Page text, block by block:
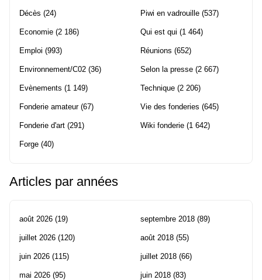
Décès (24)
Economie (2 186)
Emploi (993)
Environnement/C02 (36)
Evènements (1 149)
Fonderie amateur(67)
Fonderie d'art (291)
Forge (40)
Piwi en vadrouille (537)
Qui est qui (1 464)
Réunions (652)
Selon la presse (2 667)
Technique (2 206)
Vie des fonderies (645)
Wiki fonderie (1 642)
Articles par années
août 2026 (19)
juillet 2026 (120)
juin 2026 (115)
mai 2026 (95)
septembre 2018 (89)
août 2018 (55)
juillet 2018 (66)
juin 2018 (83)